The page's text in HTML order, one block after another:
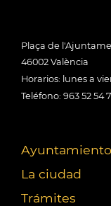
Plaça de
46002 València
Horarios: lunes a
Teléfono: 963 52 54
Ayuntamiento
La ciudad
Trámites